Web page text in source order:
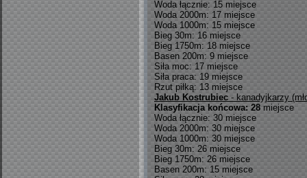
Woda łącznie: 15 miejsce
Woda 2000m: 17 miejsce
Woda 1000m: 15 miejsce
Bieg 30m: 16 miejsce
Bieg 1750m: 18 miejsce
Basen 200m: 9 miejsce
Siła moc: 17 miejsce
Siła praca: 19 miejsce
Rzut piłką: 13 miejsce
Jakub Kostrubiec - kanadyjkarzy
Klasyfikacja końcowa: 28 miejsce
Woda łącznie: 30 miejsce
Woda 2000m: 30 miejsce
Woda 1000m: 30 miejsce
Bieg 30m: 26 miejsce
Bieg 1750m: 26 miejsce
Basen 200m: 15 miejsce